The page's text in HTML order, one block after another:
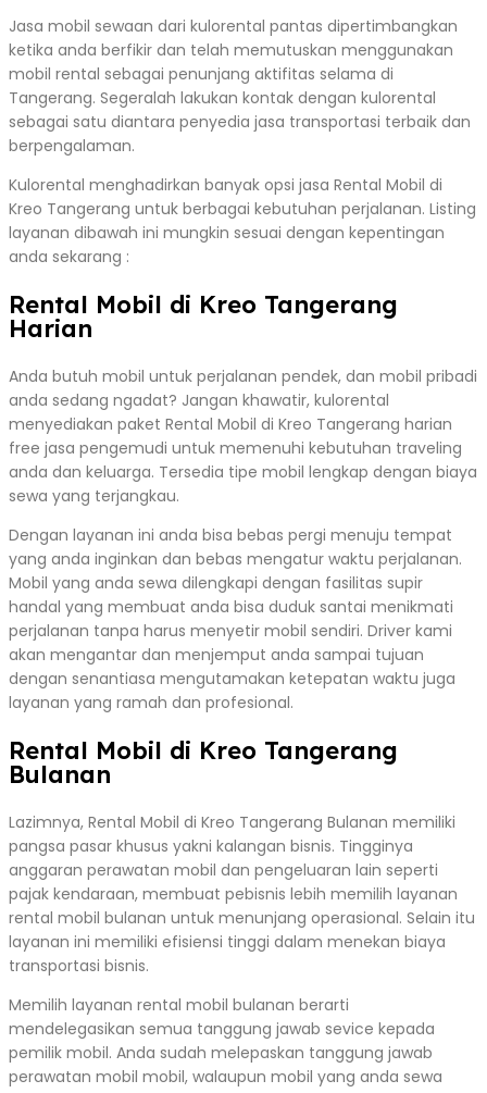
Jasa mobil sewaan dari kulorental pantas dipertimbangkan
ketika anda berfikir dan telah memutuskan menggunakan
mobil rental sebagai penunjang aktifitas selama di
Tangerang. Segeralah lakukan kontak dengan kulorental
sebagai satu diantara penyedia jasa transportasi terbaik dan
berpengalaman.
Kulorental menghadirkan banyak opsi jasa Rental Mobil di
Kreo Tangerang untuk berbagai kebutuhan perjalanan. Listing
layanan dibawah ini mungkin sesuai dengan kepentingan
anda sekarang :
Rental Mobil di Kreo Tangerang
Harian
Anda butuh mobil untuk perjalanan pendek, dan mobil pribadi
anda sedang ngadat? Jangan khawatir, kulorental
menyediakan paket Rental Mobil di Kreo Tangerang harian
free jasa pengemudi untuk memenuhi kebutuhan traveling
anda dan keluarga. Tersedia tipe mobil lengkap dengan biaya
sewa yang terjangkau.
Dengan layanan ini anda bisa bebas pergi menuju tempat
yang anda inginkan dan bebas mengatur waktu perjalanan.
Mobil yang anda sewa dilengkapi dengan fasilitas supir
handal yang membuat anda bisa duduk santai menikmati
perjalanan tanpa harus menyetir mobil sendiri. Driver kami
akan mengantar dan menjemput anda sampai tujuan
dengan senantiasa mengutamakan ketepatan waktu juga
layanan yang ramah dan profesional.
Rental Mobil di Kreo Tangerang
Bulanan
Lazimnya, Rental Mobil di Kreo Tangerang Bulanan memiliki
pangsa pasar khusus yakni kalangan bisnis. Tingginya
anggaran perawatan mobil dan pengeluaran lain seperti
pajak kendaraan, membuat pebisnis lebih memilih layanan
rental mobil bulanan untuk menunjang operasional. Selain itu
layanan ini memiliki efisiensi tinggi dalam menekan biaya
transportasi bisnis.
Memilih layanan rental mobil bulanan berarti
mendelegasikan semua tanggung jawab sevice kepada
pemilik mobil. Anda sudah melepaskan tanggung jawab
perawatan mobil mobil, walaupun mobil yang anda sewa